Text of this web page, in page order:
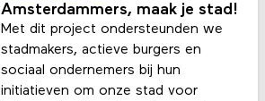
Amsterdammers, maak je stad!
Met dit project ondersteunden we
stadmakers, actieve burgers en
sociaal ondernemers bij hun
initiatieven om onze stad voor